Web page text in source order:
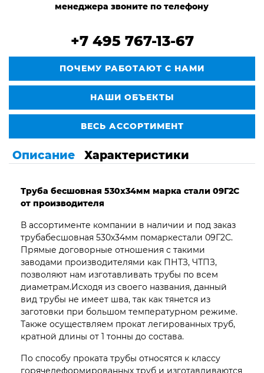
менеджера звоните по телефону
+7 495 767-13-67
ПОЧЕМУ РАБОТАЮТ С НАМИ
НАШИ ОБЪЕКТЫ
ВЕСЬ АССОРТИМЕНТ
Описание Характеристики
Труба бесшовная 530х34мм марка стали 09Г2С
от производителя
В ассортименте компании в наличии и под заказ
трубабесшовная 530х34мм помаркестали 09Г2С.
Прямые договорные отношения с такими
заводами производителями как ПНТЗ, ЧТПЗ,
позволяют нам изготавливать трубы по всем
диаметрам.Исходя из своего названия, данный
вид трубы не имеет шва, так как тянется из
заготовки при большом температурном режиме.
Также осуществляем прокат легированных труб,
кратной длины от 1 тонны до состава.
По способу проката трубы относятся к классу
горячедеформированных труб и изготавливаются